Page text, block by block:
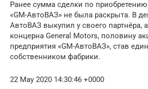
Ранее сумма сделки по
«GM-АвтоВАЗ» не была раскрыта. В
АвтоВАЗ выкупил у своего партнёра,
концерна General Motors, половину
предприятия «GM-АвтоВАЗ», став
собственником фабрики.
22 May 2020 14:30:46 +0000